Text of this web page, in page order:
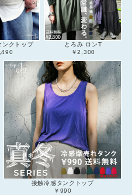
ンクトップ
とろみ ロンT
￥2,300
接触冷感タンクトップ
￥990